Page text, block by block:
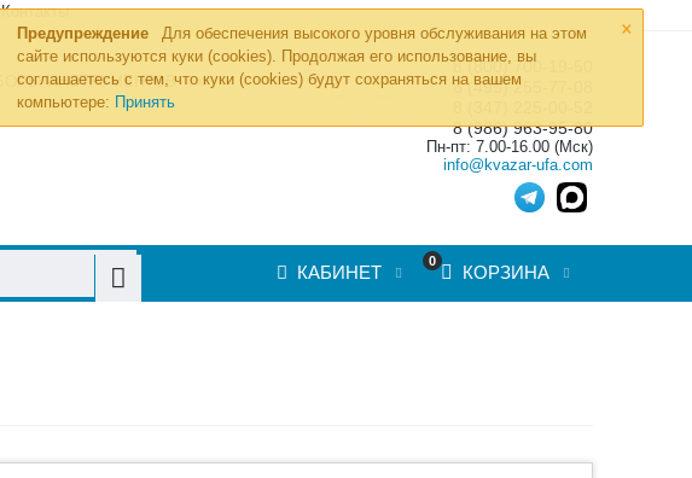
×
Предупреждение
Для обеспечения высокого уровня обслуживания на этом
сайте используются куки (cookies). Продолжая его использование, вы
соглашаетесь с тем, что куки (cookies) будут сохраняться на вашем
компьютере: Принять
Контакты
ИНСТРУМЕНТОВ »
8 (800) 700-19-50
8 (495) 255-77-08
8 (986) 963-95-80
Пн-пт: 7.00-16.00 (Мск)
info@kvazar-ufa.com
0
КОРЗИНА
КАБИНЕТ